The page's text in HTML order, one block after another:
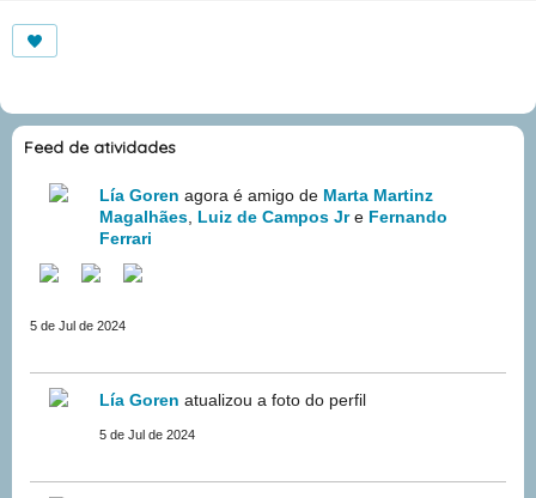
Feed de atividades
Lía Goren agora é amigo de Marta Martinz
Magalhães, Luiz de Campos Jre Fernando
Ferrari
5 de Jul de 2024
Lía Goren atualizou a foto do perfil
5 de Jul de 2024